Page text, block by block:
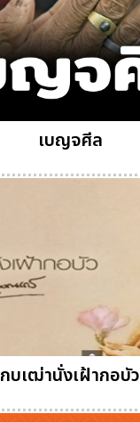
เบญจศีล
กบเฒ่านั่งเฝ้ากอบัว